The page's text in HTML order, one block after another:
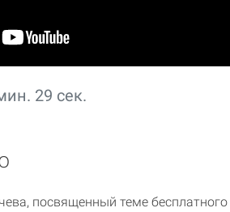
29 сек.
посвященный теме